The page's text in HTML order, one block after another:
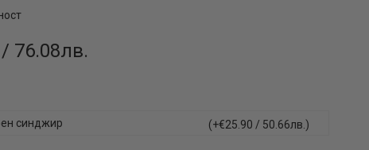
76.08лв.
синджир (+€25.90 / 50.66лв.)